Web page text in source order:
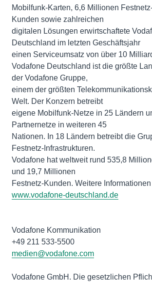
Mobilfunk-Karten, 6,6 Millionen
Kunden sowie zahlreichen
digitalen Lösungen erwirtschaftete
Deutschland im letzten Geschäftsjahr
einen Serviceumsatz von über 10
Vodafone Deutschland ist die größte
der Vodafone Gruppe,
einem der größten
Welt. Der Konzern betreibt
eigene Mobilfunk-Netze in 25 Ländern
Partnernetze in weiteren 45
Nationen. In 18 Ländern betreibt die
Festnetz-Infrastrukturen.
Vodafone hat weltweit rund 535,8
und 19,7 Millionen
Festnetz-Kunden. Weitere
www.vodafone-deutschland.de
Vodafone Kommunikation
medien@vodafone.com
Vodafone GmbH. Die gesetzlichen